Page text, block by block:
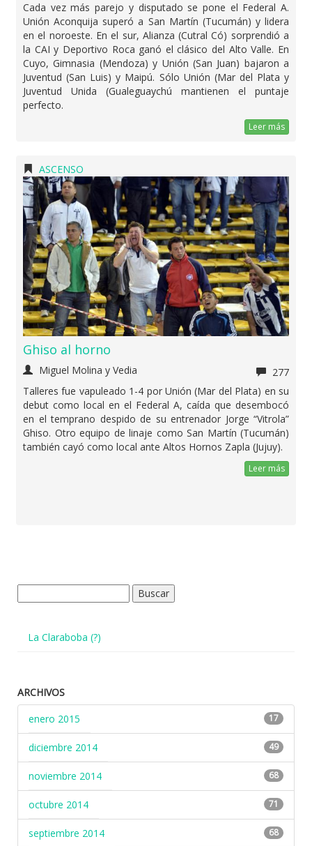
Cada vez más parejo y disputado se pone el Federal A.
Unión Aconquija superó a San Martín (Tucumán) y lidera
en el noroeste. En el sur, Alianza (Cutral Có) sorprendió a
la CAI y Deportivo Roca ganó el clásico del Alto Valle. En
Cuyo, Gimnasia (Mendoza) y Unión (San Juan) bajaron a
Juventud (San Luis) y Maipú. Sólo Unión (Mar del Plata y
Juventud Unida (Gualeguaychú mantienen el puntaje
perfecto.
Leer más
ASCENSO
Ghiso al horno
Miguel Molina y Vedia
277
Talleres fue vapuleado 1-4 por Unión (Mar del Plata) en su
debut como local en el Federal A, caída que desembocó
en el temprano despido de su entrenador Jorge “Vitrola”
Ghiso. Otro equipo de linaje como San Martín (Tucumán)
también cayó como local ante Altos Hornos Zapla (Jujuy).
Leer más
La Claraboba (?)
ARCHIVOS
enero 2015
17
diciembre 2014 49
noviembre 2014 68
octubre 2014 71
septiembre 2014 68